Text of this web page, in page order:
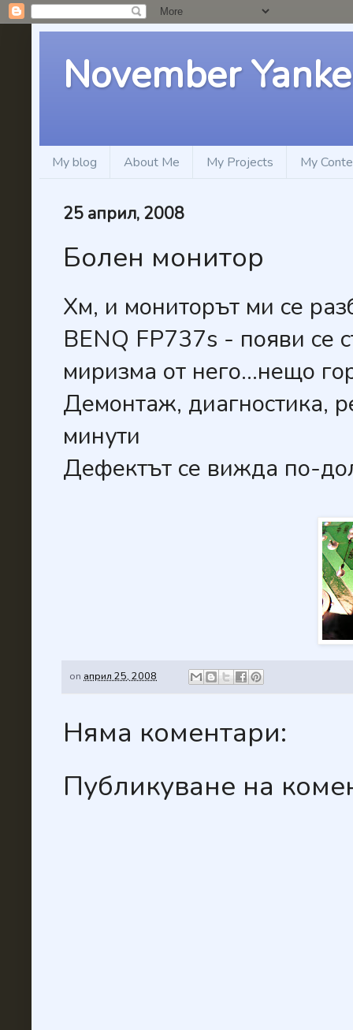
November
My blog About Me My Projects My
25 април, 2008
Болен монитор
Хм, и мониторът ми се
BENQ FP737s - появи се
миризма от него...нещо
Демонтаж, диагностика,
минути
Дефектът се вижда по-
on април 25, 2008
Няма коментари:
Публикуване на